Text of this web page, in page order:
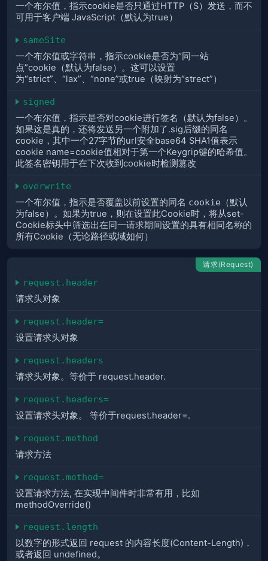
一个布尔值，指示cookie是否只通过HTTP（S）发送，而不
可用于客户端 JavaScript（默认为true）
sameSite
一个布尔值或字符串，指示cookie是否为“同一站
点”cookie（默认为false）。这可以设置
为“strict”、“lax”、“none”或true（映射为“strect”）
signed
一个布尔值，指示是否对cookie进行签名（默认为false）。
如果这是真的，还将发送另一个附加了.sig后缀的同名
cookie，其中一个27字节的url安全base64 SHA1值表示
cookie name=cookie值相对于第一个Keygrip键的哈希值。
此签名密钥用于在下次收到cookie时检测篡改
overwrite
一个布尔值，指示是否覆盖以前设置的同名 cookie （默认
为false）。如果为true，则在设置此Cookie时，将从set-
Cookie标头中筛选出在同一请求期间设置的具有相同名称的
所有Cookie（无论路径或域如何）
请求(Request)
request.header
请求头对象
request.header=
设置请求头对象
request.headers
请求头对象。等价于 request.header.
request.headers=
设置请求头对象。 等价于request.header=.
request.method
请求方法
request.method=
设置请求方法, 在实现中间件时非常有用，比如
methodOverride()
request.length
以数字的形式返回 request 的内容长度(Content-Length)，
或者返回 undefined。